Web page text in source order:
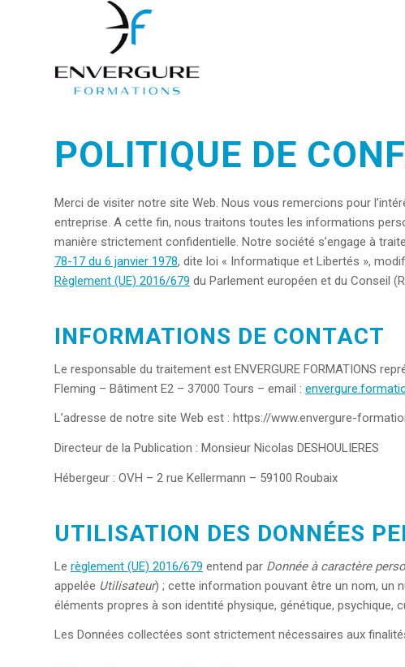
POLITIQUE DE
Merci de visiter notre site Web. Nous vous remercions pour
entreprise. A cette fin, nous traitons toutes les informations
manière strictement confidentielle. Notre société s’engage à
78-17 du 6 janvier 1978, dite loi « Informatique et Libertés »,
Règlement (UE) 2016/679 du Parlement européen et du Conseil
INFORMATIONS DE CONTACT
Le responsable du traitement est ENVERGURE FORMATIONS
Fleming – Bâtiment E2 – 37000 Tours – email :
L’adresse de notre site Web est : https://www.envergure-
Directeur de la Publication : Monsieur Nicolas DESHOULIERES
Hébergeur : OVH – 2 rue Kellermann – 59100 Roubaix
UTILISATION DES DONNÉES
Le règlement (UE) 2016/679 entend par Donnée à caractère
appelée Utilisateur) ; cette information pouvant être un nom, un
éléments propres à son identité physique, génétique, psychique,
Les Données collectées sont strictement nécessaires aux